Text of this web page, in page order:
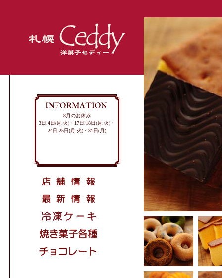
8月のお休み
3日.4日(月.火)・17日.18日(月.火)・
24日.25日(月.火)・31日(月)